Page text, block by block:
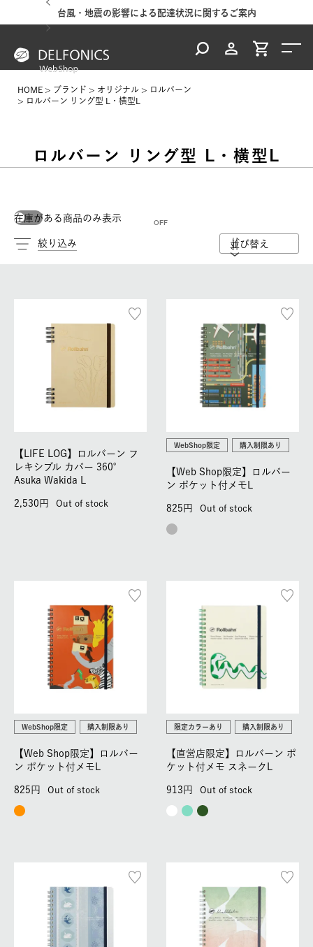
台風・地震の影響による配達状況に関するご案内
HOME ブランド オリジナル
ロルバーン
ロルバーン リング型 L・横型L
ロルバーン リング型 L・横型L
在庫がある商品のみ表示
絞り込み 並び替え
【LIFE LOG】ロルバーン フ
レキシブル カバー 360°
Asuka Wakida L
2,530 Out of stock
WebShop限定 購入制限あり
【Web Shop限定】ロルバー
ン ポケット付メモL
825 Out of stock
WebShop限定 購入制限あり
【Web Shop限定】ロルバー
ン ポケット付メモL
825 Out of stock
限定カラーあり 購入制限あり
【直営店限定】ロルバーン ポ
ケット付メモ スネークL
913 Out of stock